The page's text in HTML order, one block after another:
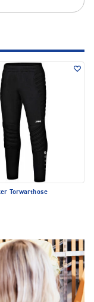
Torwarthose